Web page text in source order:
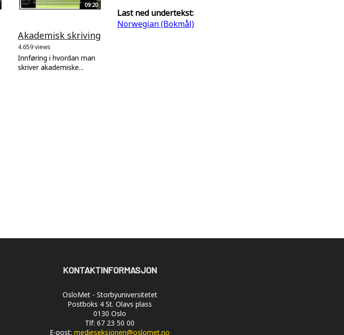
09:20
Akademisk skriving
4.659 views
Innføring i hvordan man
skriver akademiske...
Last ned undertekst:
Norwegian (Bokmål)
KONTAKTINFORMASJON
OsloMet - Storbyuniversitetet
Postboks 4 St. Olavs plass
0130 Oslo
Tlf: 67 23 50 00
E-post: medieseksjonen@oslomet.no